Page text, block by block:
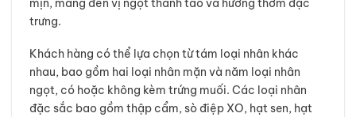
mịn, mang đến vị ngọt thanh tao và hương thơm đặc
trưng.
Khách hàng có thể lựa chọn từ tám loại nhân khác
nhau, bao gồm hai loại nhân mặn và năm loại nhân
ngọt, có hoặc không kèm trứng muối. Các loại nhân
đặc sắc bao gồm thập cẩm, sò điệp XO, hạt sen, hạt